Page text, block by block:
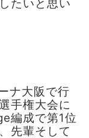
たいと思い
ナ大阪で行
手権大会に
編成で第1位
先輩そして